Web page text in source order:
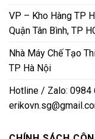
VP – Kho Hàng TP
Quận Tân Bình, TP
Nhà Máy Chế Tạo
TP Hà Nội
Hotline / Zalo: 0984